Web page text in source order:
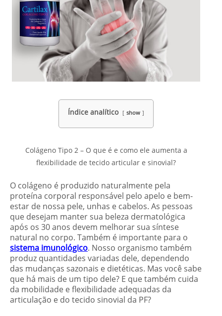
Índice analítico show
Colágeno Tipo 2 – O que é e como ele aumenta a
flexibilidade de tecido articular e sinovial?
O colágeno é produzido naturalmente pela
proteína corporal responsável pelo apelo e bem-
estar de nossa pele, unhas e cabelos. As pessoas
que desejam manter sua beleza dermatológica
após os 30 anos devem melhorar sua síntese
natural no corpo. Também é importante para o
sistema imunológico. Nosso organismo também
produz quantidades variadas dele, dependendo
das mudanças sazonais e dietéticas. Mas você sabe
que há mais de um tipo dele? E que também cuida
da mobilidade e flexibilidade adequadas da
articulação e do tecido sinovial da PF?